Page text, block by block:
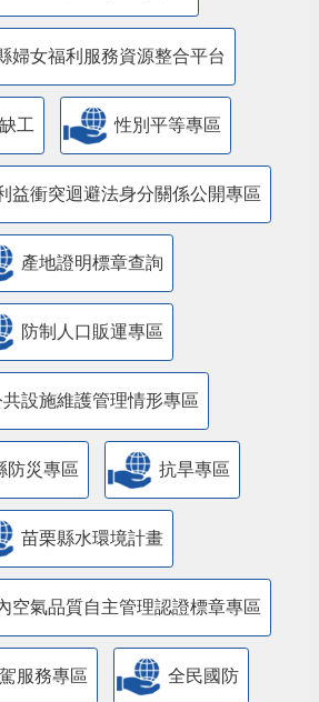
婦女福利服務資源整合平台
工 性別平等專區
益衝突迴避法身分關係公開專區
產地證明標章查詢
防制人口販運專區
共設施維護管理情形專區
防災專區 抗旱專區
苗栗縣水環境計畫
空氣品質自主管理認證標章專區
服務專區 全民國防